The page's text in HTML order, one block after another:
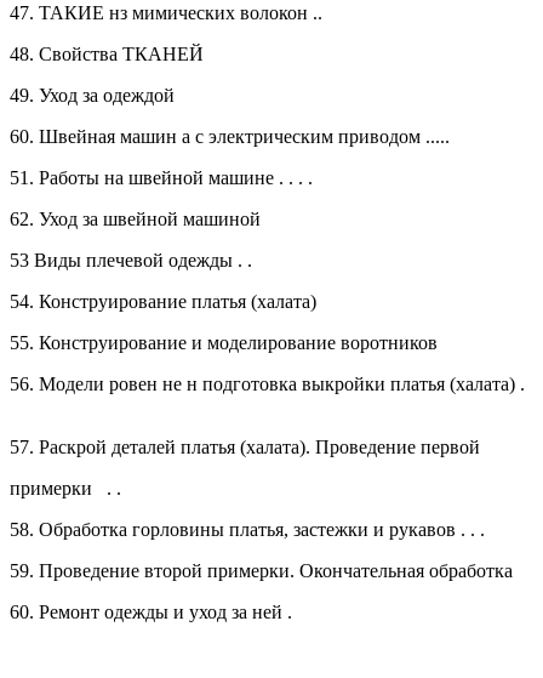
47. ТАКИЕ нз мимических волокон ..
48. Свойства ТКАНЕЙ
49. Уход за одеждой
60. Швейная машин а с электрическим приводом .....
51. Работы на швейной машине . . . .
62. Уход за швейной машиной
53 Виды плечевой одежды . .
54. Конструирование платья (халата)
55. Конструирование и моделирование воротников
56. Модели ровен не н подготовка выкройки платья (халата) .
57. Раскрой деталей платья (халата). Проведение первой
примерки
. .
58. Обработка горловины платья, застежки и рукавов . . .
59. Проведение второй примерки. Окончательная обработка
60. Ремонт одежды и уход за ней .